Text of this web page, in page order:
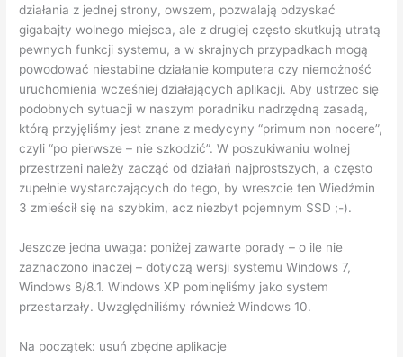
działania z jednej strony, owszem, pozwalają odzyskać
gigabajty wolnego miejsca, ale z drugiej często skutkują utratą
pewnych funkcji systemu, a w skrajnych przypadkach mogą
powodować niestabilne działanie komputera czy niemożność
uruchomienia wcześniej działających aplikacji. Aby ustrzec się
podobnych sytuacji w naszym poradniku nadrzędną zasadą,
którą przyjęliśmy jest znane z medycyny “primum non nocere”,
czyli “po pierwsze – nie szkodzić”. W poszukiwaniu wolnej
przestrzeni należy zacząć od działań najprostszych, a często
zupełnie wystarczających do tego, by wreszcie ten Wiedźmin
3 zmieścił się na szybkim, acz niezbyt pojemnym SSD ;-).
Jeszcze jedna uwaga: poniżej zawarte porady – o ile nie
zaznaczono inaczej – dotyczą wersji systemu Windows 7,
Windows 8/8.1. Windows XP pominęliśmy jako system
przestarzały. Uwzględniliśmy również Windows 10.
Na początek: usuń zbędne aplikacje